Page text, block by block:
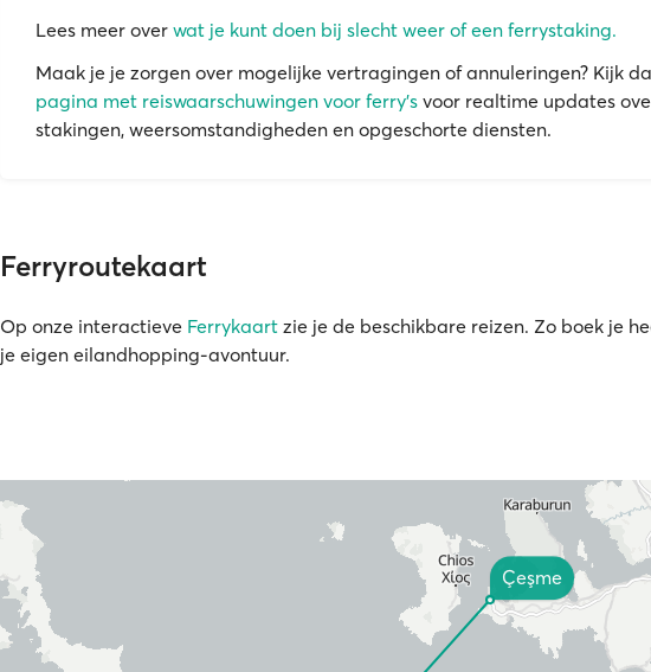
Lees meer over wat je kunt doen bij slecht weer of een ferrystaking.
Maak je je zorgen over mogelijke vertragingen of annuleringen? Kijk
pagina met reiswaarschuwingen voor ferry's voor realtime updates
stakingen, weersomstandigheden en opgeschorte diensten.
Ferryroutekaart
Op onze interactieve Ferrykaart zie je de beschikbare reizen. Zo boek je
je eigen eilandhopping-avontuur.
Çeşme